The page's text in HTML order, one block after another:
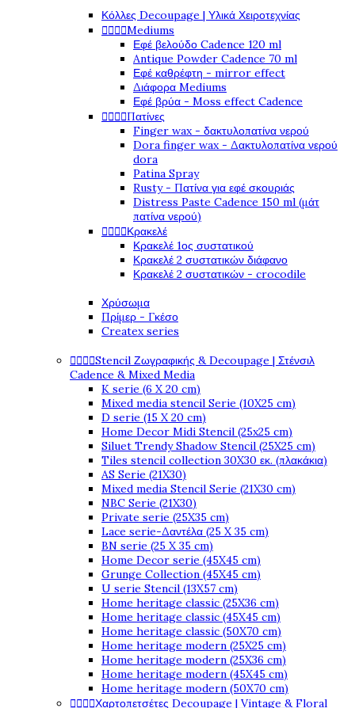
Κόλλες Decoupage | Υλικά Χειροτεχνίας
Mediums
Εφέ βελούδο Cadence 120 ml
Antique Powder Cadence 70 ml
Εφέ καθρέφτη - mirror effect
Διάφορα Mediums
Εφέ βρύα - Moss effect Cadence
Πατίνες
Finger wax - δακτυλοπατίνα νερού
Dora finger wax - Δακτυλοπατίνα νερού
dora
Patina Spray
Rusty - Πατίνα για εφέ σκουριάς
Distress Paste Cadence 150 ml (μάτ
πατίνα νερού)
Κρακελέ
Κρακελέ 1ος συστατικού
Κρακελέ 2 συστατικών διάφανο
Κρακελέ 2 συστατικών - crocodile
Χρύσωμα
Πρίμερ - Γκέσο
Createx series
Stencil Ζωγραφικής & Decoupage | Στένσιλ
Cadence & Mixed Media
K serie (6 X 20 cm)
Mixed media stencil Serie (10X25 cm)
D serie (15 X 20 cm)
Home Decor Midi Stencil (25x25 cm)
Siluet Trendy Shadow Stencil (25X25 cm)
Tiles stencil collection 30X30 εκ. (πλακάκια)
AS Serie (21X30)
Mixed media Stencil Serie (21X30 cm)
NBC Serie (21X30)
Private serie (25X35 cm)
Lace serie-Δαντέλα (25 X 35 cm)
BN serie (25 X 35 cm)
Home Decor serie (45X45 cm)
Grunge Collection (45X45 cm)
U serie Stencil (13X57 cm)
Home heritage classic (25X36 cm)
Home heritage classic (45X45 cm)
Home heritage classic (50X70 cm)
Home heritage modern (25X25 cm)
Home heritage modern (25X36 cm)
Home heritage modern (45X45 cm)
Home heritage modern (50X70 cm)
Χαρτοπετσέτες Decoupage | Vintage & Floral